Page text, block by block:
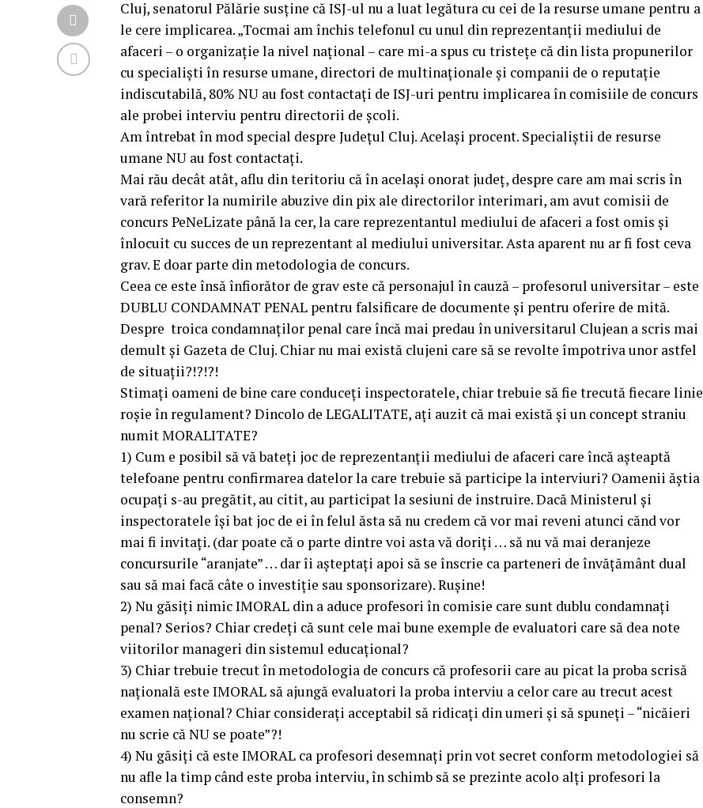
Cluj, senatorul Pălărie susține că ISJ-ul nu a luat legătura cu cei de la resurse umane pentru a
le cere implicarea. „Tocmai am închis telefonul cu unul din reprezentanții mediului de
afaceri – o organizație la nivel național – care mi-a spus cu tristețe că din lista propunerilor
cu specialiști în resurse umane, directori de multinaționale și companii de o reputație
indiscutabilă, 80% NU au fost contactați de ISJ-uri pentru implicarea în comisiile de concurs
ale probei interviu pentru directorii de școli.
Am întrebat în mod special despre Județul Cluj. Același procent. Specialiștii de resurse
umane NU au fost contactați.
Mai rău decât atât, aflu din teritoriu că în același onorat județ, despre care am mai scris în
vară referitor la numirile abuzive din pix ale directorilor interimari, am avut comisii de
concurs PeNeLizate până la cer, la care reprezentantul mediului de afaceri a fost omis și
înlocuit cu succes de un reprezentant al mediului universitar. Asta aparent nu ar fi fost ceva
grav. E doar parte din metodologia de concurs.
Ceea ce este însă înfiorător de grav este că personajul în cauză – profesorul universitar – este
DUBLU CONDAMNAT PENAL pentru falsificare de documente și pentru oferire de mită.
Despre troica condamnaților penal care încă mai predau în universitarul Clujean a scris mai
demult și Gazeta de Cluj. Chiar nu mai există clujeni care să se revolte împotriva unor astfel
de situații?!?!?!
Stimați oameni de bine care conduceți inspectoratele, chiar trebuie să fie trecută fiecare linie
roșie în regulament? Dincolo de LEGALITATE, ați auzit că mai există și un concept straniu
numit MORALITATE?
1) Cum e posibil să vă bateți joc de reprezentanții mediului de afaceri care încă așteaptă
telefoane pentru confirmarea datelor la care trebuie să participe la interviuri? Oamenii ăștia
ocupați s-au pregătit, au citit, au participat la sesiuni de instruire. Dacă Ministerul și
inspectoratele își bat joc de ei în felul ăsta să nu credem că vor mai reveni atunci cănd vor
mai fi invitați. (dar poate că o parte dintre voi asta vă doriți … să nu vă mai deranjeze
concursurile “aranjate” … dar îi așteptați apoi să se înscrie ca parteneri de învățământ dual
sau să mai facă câte o investiție sau sponsorizare). Rușine!
2) Nu găsiți nimic IMORAL din a aduce profesori în comisie care sunt dublu condamnați
penal? Serios? Chiar credeți că sunt cele mai bune exemple de evaluatori care să dea note
viitorilor manageri din sistemul educațional?
3) Chiar trebuie trecut în metodologia de concurs că profesorii care au picat la proba scrisă
națională este IMORAL să ajungă evaluatori la proba interviu a celor care au trecut acest
examen național? Chiar considerați acceptabil să ridicați din umeri și să spuneți – “nicăieri
nu scrie că NU se poate”?!
4) Nu găsiți că este IMORAL ca profesori desemnați prin vot secret conform metodologiei să
nu afle la timp când este proba interviu, în schimb să se prezinte acolo alți profesori la
consemn?